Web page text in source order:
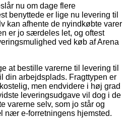
nu om dage flere
benyttede er lige nu levering til
kan afhente de nyindkøbte varer
er jo særdeles let, og oftest
ved køb af Arena
at bestille varerne til levering til
din arbejdsplads. Fragttypen er
men endvidere i høj grad
leveringsudgave vil dog i de
varerne selv, som jo står og
nær e-forretningens hjemsted.